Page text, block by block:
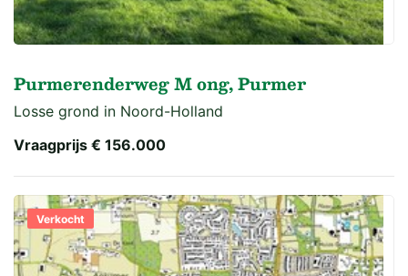
Purmerenderweg M ong, Purmer
Losse grond in Noord-Holland
Vraagprijs € 156.000
Verkocht